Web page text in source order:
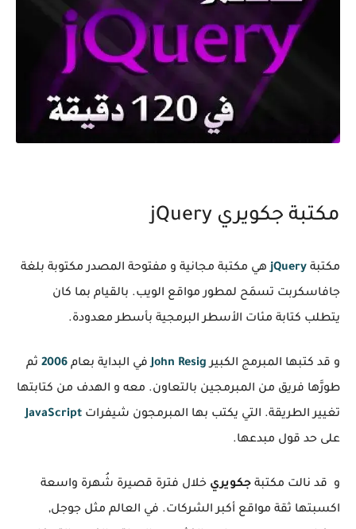
مكتبة جكويري jQuery
مكتبة jQueryهي مكتبة مجانية و مفتوحة المصدر مكتوبة بلغة
جافاسكربت تسمَح لمطور مواقع الويب. بالقيام بما كان
يتطلب كتابة مئات الأسطر البرمجية بأسطر معدودة.
و قد كتبها المبرمج الكبيرJohn Resigفي البداية بعام 2006 ثم
طورَّها فريق من المبرمجين بالتعاون. معه و الهدف من كتابتها
تغيير الطريقة. التي يكتب بها المبرمجون شيفرات JavaScript
على حد قول مبدعها.
و قد نالت مكتبة جكويري خلال فترة قصيرة شُهرة واسعة
اكسبتها ثقة مواقع أكبر الشركات. في العالم مثل جوجل,